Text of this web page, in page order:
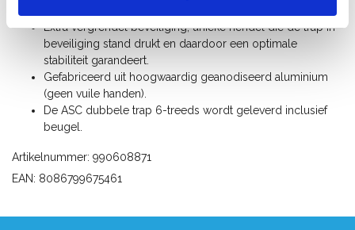
Extra vergrendel beveiliging, unieke hendel die de trap in
beveiliging stand drukt en daardoor een optimale
stabiliteit garandeert.
Gefabriceerd uit hoogwaardig geanodiseerd aluminium
(geen vuile handen).
De ASC dubbele trap 6-treeds wordt geleverd inclusief
beugel.
Artikelnummer: 990608871
EAN: 8086799675461